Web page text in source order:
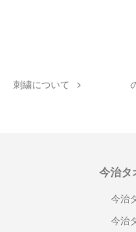
刺繍について
今治タ
今治
今治